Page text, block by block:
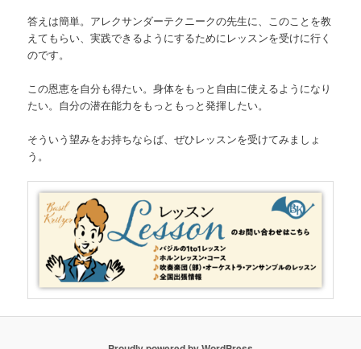
答えは簡単。アレクサンダーテクニークの先生に、このことを教
えてもらい、実践できるようにするためにレッスンを受けに行く
のです。
この恩恵を自分も得たい。身体をもっと自由に使えるようになり
たい。自分の潜在能力をもっともっと発揮したい。
そういう望みをお持ちならば、ぜひレッスンを受けてみましょ
う。